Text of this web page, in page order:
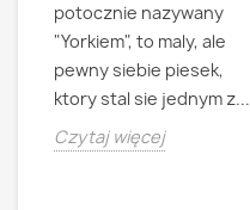
potocznie nazywany
"Yorkiem", to maly, ale
pewny siebie piesek,
ktory stal sie jednym z...
Czytaj więcej